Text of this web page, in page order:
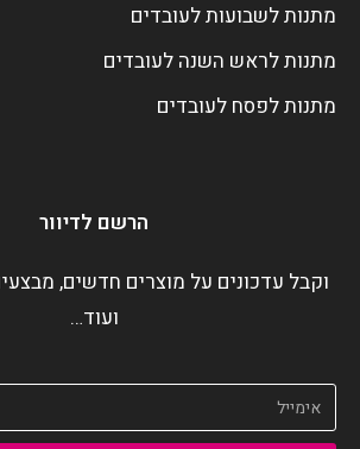
מתנות לשבועות לעובדים
מתנות לראש השנה לעובדים
מתנות לפסח לעובדים
הרשם לדיוור
וקבל עדכונים על מוצרים חדשים,
ועוד…